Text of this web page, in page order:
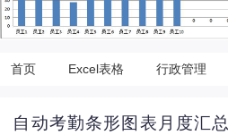
首页 Excel表格 行政管理
自动考勤条形图表月度汇总